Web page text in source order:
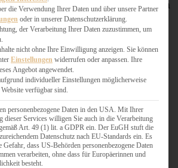
Accessoires aussuchen und beim
mir vorgenommen habe, solche
öfter auszusprechen. Muss ja
alle Gäste fühlen sich
gut und kriegen etwas Feines zum
das anders?
Meute gab es – neben
und Pumpkin-Spiced-Latte – einen
einen Walnuss-
und leckere Apfelschnecken.
für Euch etwas dabei?
die Verwendung Ihrer Daten und über unsere Partner
oder in unserer Datenschutzerklärung.
der Verarbeitung Ihrer Daten zuzustimmen, um
nicht ohne Ihre Einwilligung anzeigen. Sie können
Einstellungen widerrufen oder anpassen. Ihre
Angebot angewendet.
individueller Einstellungen möglicherweise
verfügbar sind.
personenbezogene Daten in den USA. Mit Ihrer
Services willigen Sie auch in die Verarbeitung
Art. 49 (1) lit. a GDPR ein. Der EuGH stuft die
Datenschutz nach EU-Standards ein. Es
Gefahr, dass US-Behörden personenbezogene Daten
verarbeiten, ohne dass für Europäerinnen und
besteht.